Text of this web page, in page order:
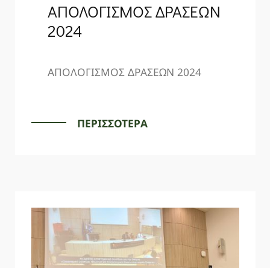
ΑΠΟΛΟΓΙΣΜΟΣ ΔΡΑΣΕΩΝ
2024
ΑΠΟΛΟΓΙΣΜΟΣ ΔΡΑΣΕΩΝ 2024
ΠΕΡΙΣΣΟΤΕΡΑ